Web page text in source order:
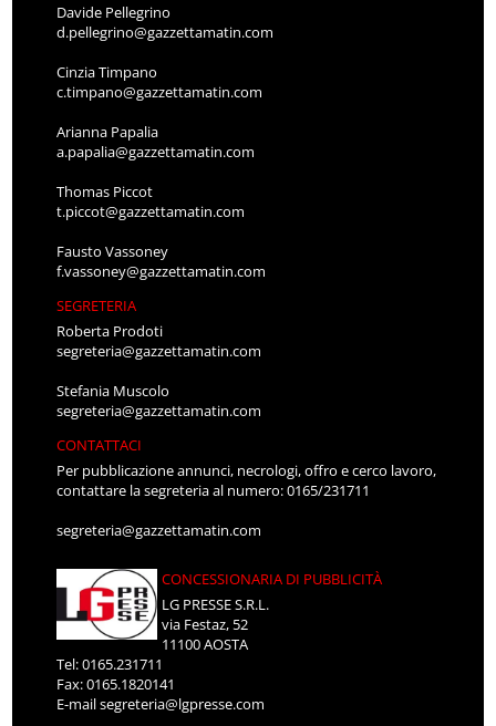
Davide Pellegrino
d.pellegrino@gazzettamatin.com
Cinzia Timpano
c.timpano@gazzettamatin.com
Arianna Papalia
a.papalia@gazzettamatin.com
Thomas Piccot
t.piccot@gazzettamatin.com
Fausto Vassoney
f.vassoney@gazzettamatin.com
SEGRETERIA
Roberta Prodoti
segreteria@gazzettamatin.com
Stefania Muscolo
segreteria@gazzettamatin.com
CONTATTACI
Per pubblicazione annunci, necrologi, offro e cerco lavoro,
contattare la segreteria al numero: 0165/231711
segreteria@gazzettamatin.com
CONCESSIONARIA DI PUBBLICITÀ
LG PRESSE S.R.L.
via Festaz, 52
11100 AOSTA
Tel: 0165.231711
Fax: 0165.1820141
E-mailsegreteria@lgpresse.com